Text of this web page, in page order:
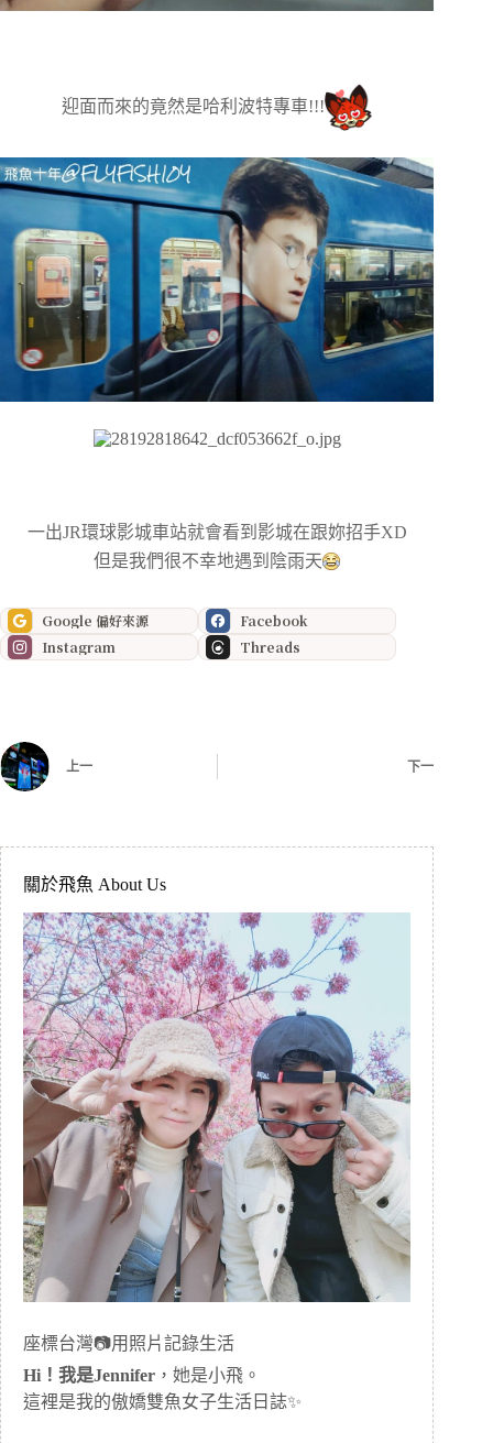
迎面而來的竟然是哈利波特專車!!!
一出JR環球影城車站就會看到影城在跟妳招手XD
但是我們很不幸地遇到陰雨天
Google 偏好來源
Facebook
Instagram
Threads
上一 下一
關於飛魚 About Us
座標台灣📷用照片記錄生活
Hi！我是Jennifer ，她是小飛。
這裡是我的傲嬌雙魚女子生活日誌✨